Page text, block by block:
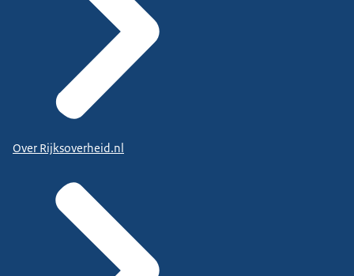
Over Rijksoverheid.nl